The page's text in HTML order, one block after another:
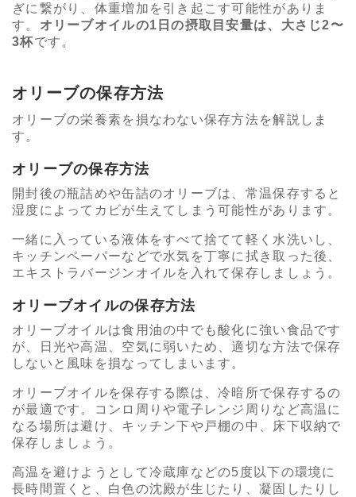
ぎに繋がり、体重増加を引き起こす可能性がありま
す。 オリーブオイルの1日の摂取目安量は、大さじ2〜
3杯です。
オリーブの保存方法
オリーブの栄養素を損なわない保存方法を解説しま
す。
オリーブの保存方法
開封後の瓶詰めや缶詰のオリーブは、常温保存すると
湿度によってカビが生えてしまう可能性があります。
一緒に入っている液体をすべて捨てて軽く水洗いし、
キッチンペーパーなどで水気を丁寧に拭き取った後、
エキストラバージンオイルを入れて保存しましょう。
オリーブオイルの保存方法
オリーブオイルは食用油の中でも酸化に強い食品です
が、日光や高温、空気に弱いため、適切な方法で保存
しないと風味を損なってしまいます。
オリーブオイルを保存する際は、冷暗所で保存するの
が最適です。コンロ周りや電子レンジ周りなど高温に
なる場所は避け、キッチン下や戸棚の中、床下収納で
保存しましょう。
高温を避けようとして冷蔵庫などの5度以下の環境に
長時間置くと、白色の沈殿が生じたり、凝固したりし